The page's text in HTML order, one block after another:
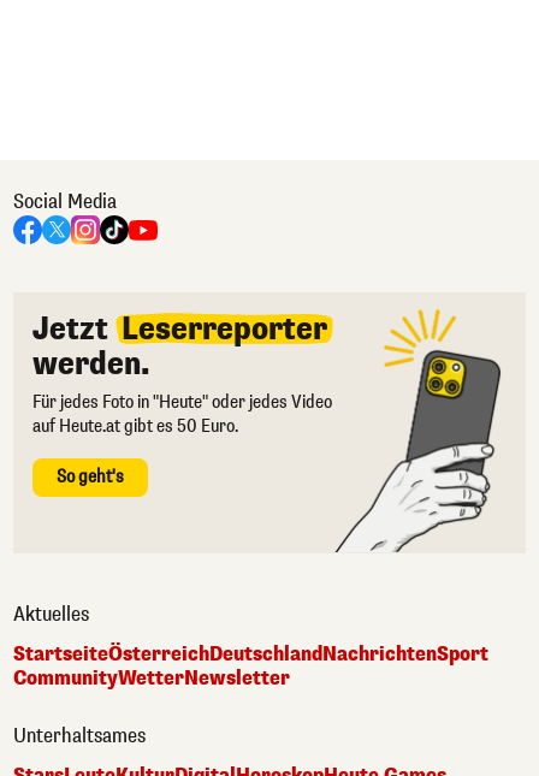
Social Media
Jetzt Leserreporter
werden.
Für jedes Foto in "Heute" oder jedes Video
auf Heute.at gibt es 50 Euro.
So geht's
Aktuelles
StartseiteÖsterreichDeutschlandNachrichtenSport
CommunityWetterNewsletter
Unterhaltsames